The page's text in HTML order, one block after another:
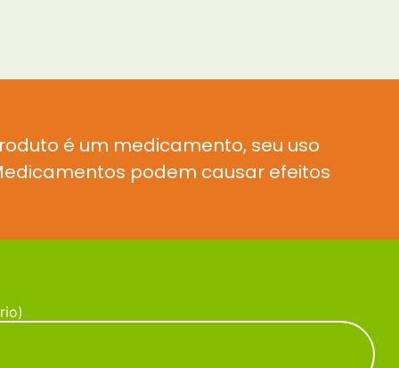
é um medicamento, seu uso
podem causar efeitos